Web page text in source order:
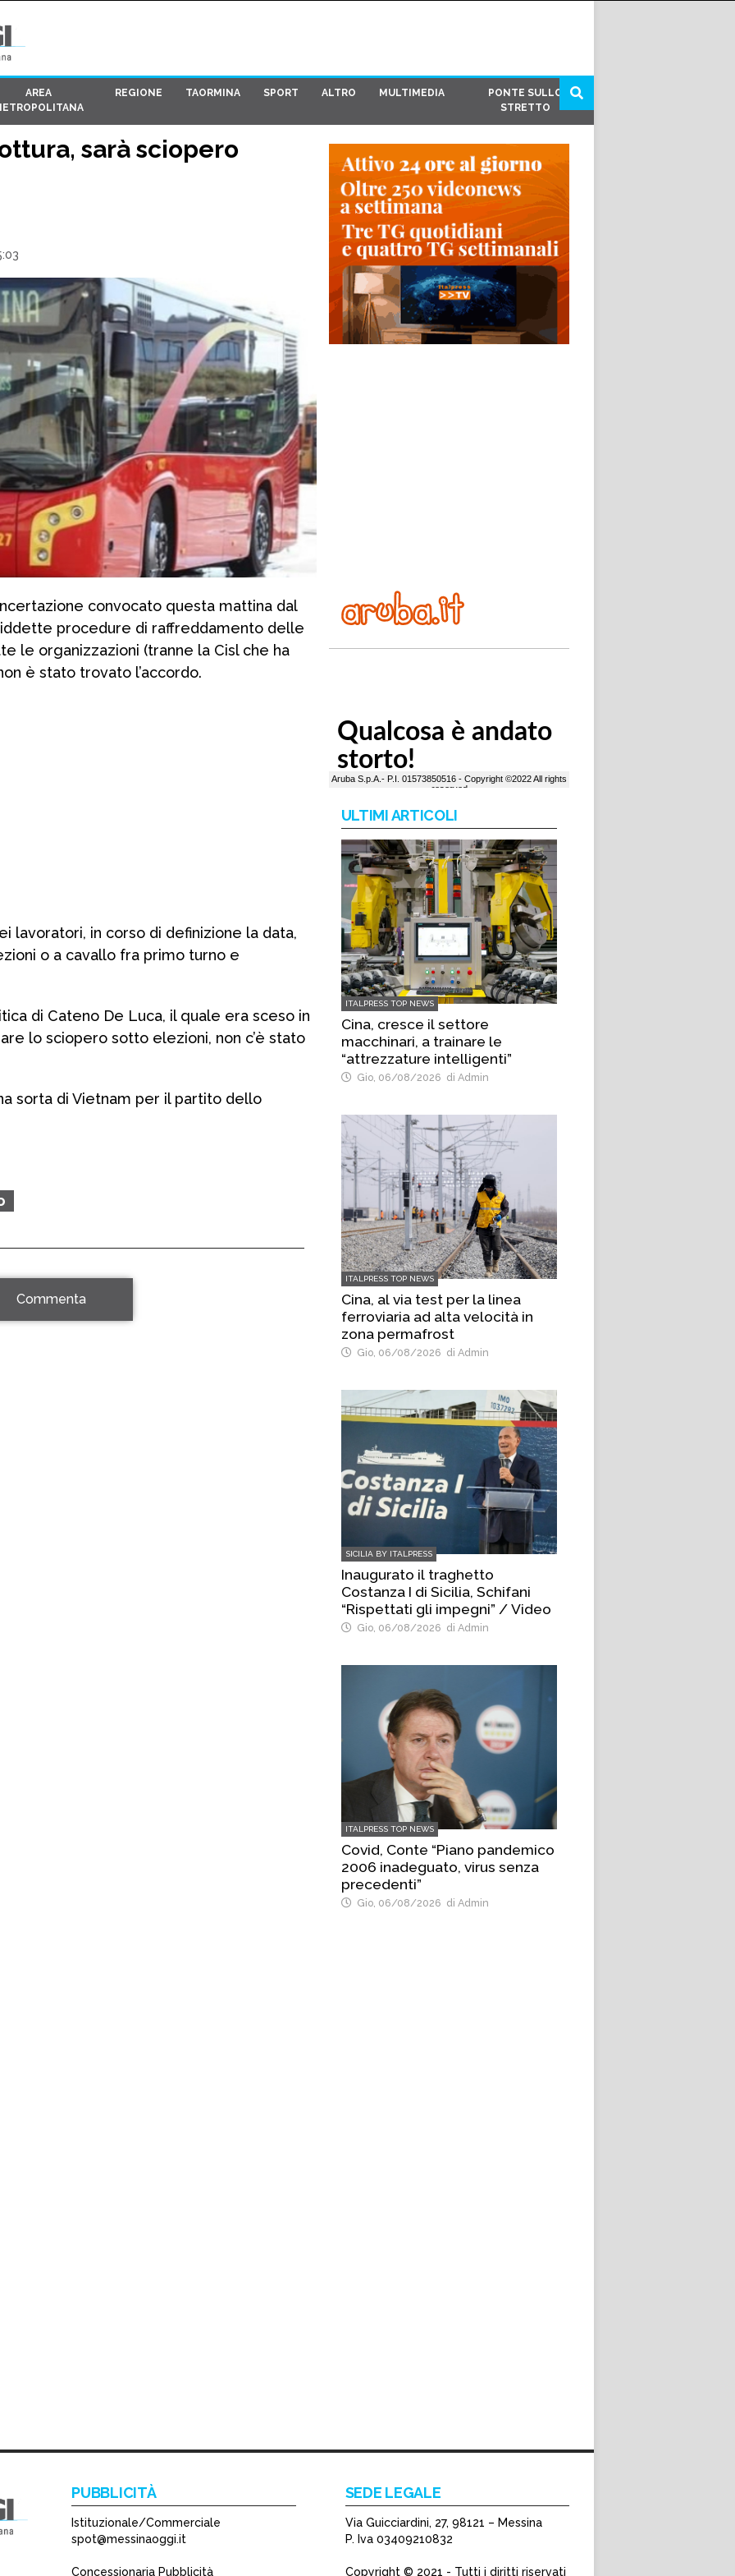
AREA
REGIONE TAORMINA SPORT ALTRO MULTIMEDIA
PONTE SULLO
STRETTO
sarà sciopero
convocato questa mattina dal
procedure di raffreddamento delle
le organizzazioni (tranne la Cisl che ha
è stato trovato l’accordo.
lavoratori, in corso di definizione la data,
o a cavallo fra primo turno e
di Cateno De Luca, il quale era sceso in
lo sciopero sotto elezioni, non c’è stato
sorta di Vietnam per il partito dello
Commenta
ULTIMI ARTICOLI
ITALPRESS TOP NEWS
Cina, cresce il settore
macchinari, a trainare le
“attrezzature intelligenti”
Gio, 06/08/2026 di Admin
ITALPRESS TOP NEWS
Cina, al via test per la linea
ferroviaria ad alta velocità in
zona permafrost
Gio, 06/08/2026 di Admin
SICILIA BY ITALPRESS
Inaugurato il traghetto
Costanza I di Sicilia, Schifani
“Rispettati gli impegni” / Video
Gio, 06/08/2026 di Admin
ITALPRESS TOP NEWS
Covid, Conte “Piano pandemico
2006 inadeguato, virus senza
precedenti”
Gio, 06/08/2026 di Admin
PUBBLICITÀ
Istituzionale/Commerciale
spot@messinaoggi.it
Concessionaria Pubblicità
SEDE LEGALE
Via Guicciardini, 27, 98121 – Messina
P. Iva 03409210832
Copyright © 2021 - Tutti i diritti riservati